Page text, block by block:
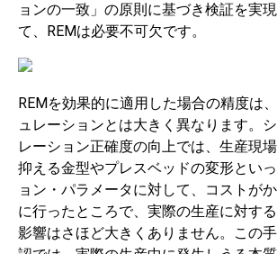
ョンの一致」の原則に基づき検証を実
て、REMは必要不可欠です。
REMを効果的に適用した場合の精度は
ュレーションとは大きく異なります。
レーション正確度の向上では、生産現
抑える金型やプレスベッドの変形とい
ョン・パラメータに対して、コストが
に行ったところで、実際の生産に対す
影響はさほど大きくありません。この